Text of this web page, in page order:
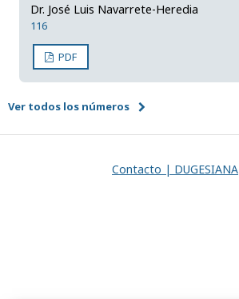
Dr. José Luis Navarrete-Heredia
116
PDF
Ver todos los números
Contacto | DUGESIANA